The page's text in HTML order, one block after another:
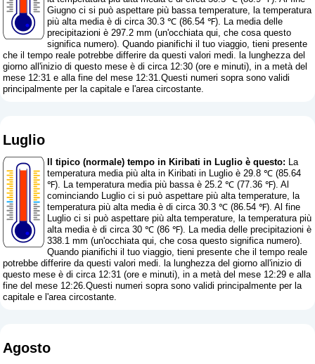
Giugno ci si può aspettare più bassa temperature, la temperatura
più alta media è di circa 30.3 ℃ (86.54 ℉). La media delle
precipitazioni è 297.2 mm (un'occhiata qui, che cosa questo
significa numero). Quando pianifichi il tuo viaggio, tieni presente
che il tempo reale potrebbe differire da questi valori medi. la lunghezza del
giorno all'inizio di questo mese è di circa 12:30 (ore e minuti), in a metà del
mese 12:31 e alla fine del mese 12:31.Questi numeri sopra sono validi
principalmente per la capitale e l'area circostante.
Luglio
Il tipico (normale) tempo in Kiribati in Luglio è questo: La
temperatura media più alta in Kiribati in Luglio è 29.8 ℃ (85.64
℉). La temperatura media più bassa è 25.2 ℃ (77.36 ℉). Al
cominciando Luglio ci si può aspettare più alta temperature, la
temperatura più alta media è di circa 30.3 ℃ (86.54 ℉). Al fine
Luglio ci si può aspettare più alta temperature, la temperatura più
alta media è di circa 30 ℃ (86 ℉). La media delle precipitazioni è
338.1 mm (un'occhiata qui, che cosa questo significa numero).
Quando pianifichi il tuo viaggio, tieni presente che il tempo reale
potrebbe differire da questi valori medi. la lunghezza del giorno all'inizio di
questo mese è di circa 12:31 (ore e minuti), in a metà del mese 12:29 e alla
fine del mese 12:26.Questi numeri sopra sono validi principalmente per la
capitale e l'area circostante.
Agosto